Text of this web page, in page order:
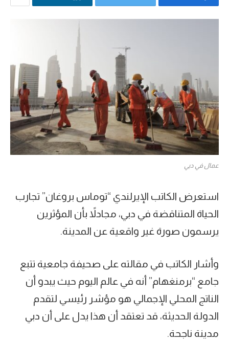
عمال في دبي
استعرض الكاتب الإيرلندي “توماس بروغان” تجارب
الحياة المتناقضة في دبي، مجادلاً بأن المؤثرين
يرسمون صورة غير واقعية عن المدينة.
وأشار الكاتب في مقالته على صحيفة جامعية تتبع
جامع “برمنغهام” أنه في عالم اليوم حيث يبدو أن
الناتج المحلي الإجمالي هو مؤشر رئيسي لتقدم
الدولة الحديثة، قد تعتقد أن هذا يدل على أن دبي
مدينة ناجحة.